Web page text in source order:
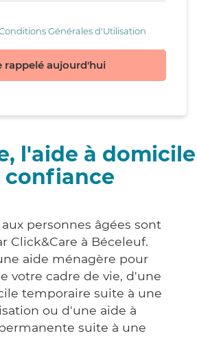
Générales d'Utilisation
rappelé aujourd'hui
l'aide à domicile
confiance
aux personnes âgées sont
Click&Care à Béceleuf.
aide ménagère pour
votre cadre de vie, d'une
temporaire suite à une
ou d'une aide à
suite à une